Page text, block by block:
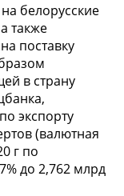
белорусские
также
поставку
в страну
экспорту
(валютная
г по
до 2,762 млрд